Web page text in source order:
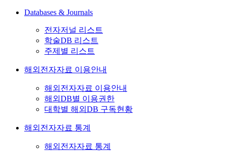
Databases & Journals
전자저널 리스트
학술DB 리스트
주제별 리스트
해외전자자료 이용안내
해외전자자료 이용안내
해외DB별 이용권한
대학별 해외DB 구독현황
해외전자자료 통계
해외전자자료 통계